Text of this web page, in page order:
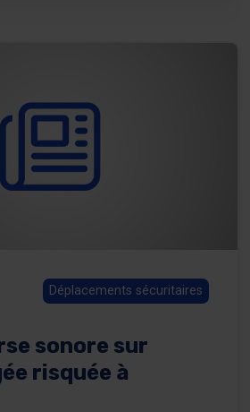
Déplacements sécuritaires
sonore sur
risquée à